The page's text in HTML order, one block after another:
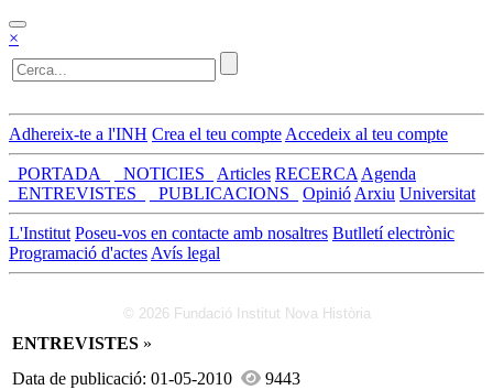
×
Adhereix-te a l'INH Crea el teu compte Accedeix al teu compte
_PORTADA_ _NOTICIES_ Articles RECERCA Agenda
_ENTREVISTES_
_PUBLICACIONS_ Opinió Arxiu Universitat
L'Institut Poseu-vos en contacte amb nosaltres Butlletí electrònic
Programació d'actes Avís legal
© 2026 Fundació Institut Nova Història
ENTREVISTES »
Data de publicació: 01-05-2010
9443